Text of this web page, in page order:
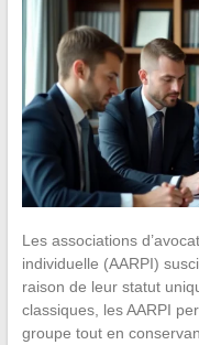
Les associations
individuelle (AARPI)
raison de leur statut
classiques, les AARPI
groupe tout en